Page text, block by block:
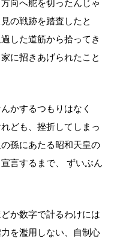
向へ舵を切ったんじゃ
の戦跡を踏査したと
した道筋から拾ってき
に招きあげられたこと
かするつもりはなく
ども、挫折してしまっ
孫にあたる昭和天皇の
言するまで、 ずいぶん
か数字で計るわけには
を濫用しない、自制心